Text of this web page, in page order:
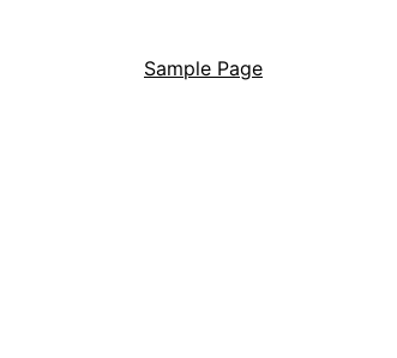
Sample Page